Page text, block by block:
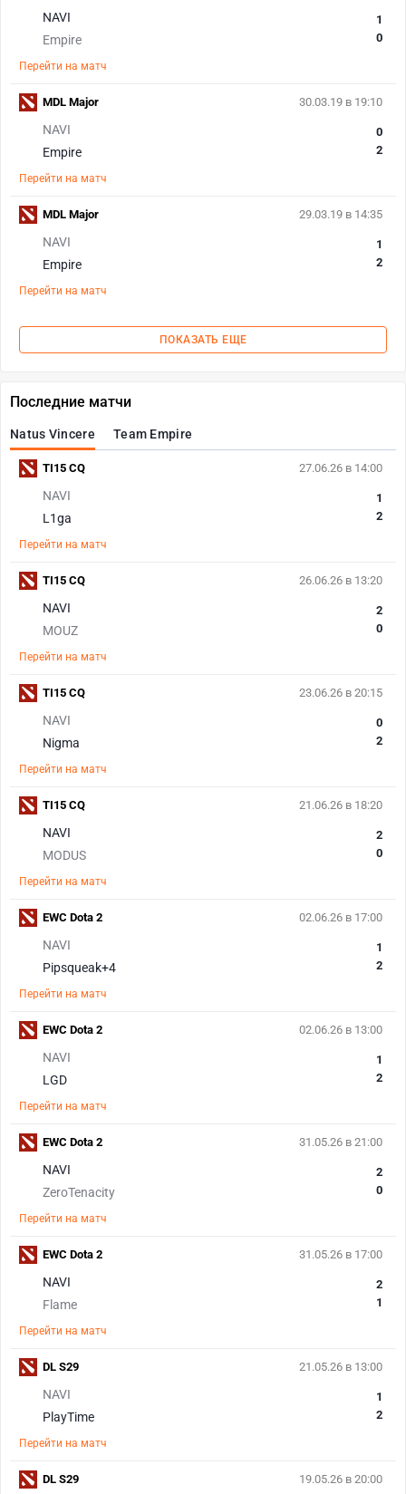
NAVI
Empire
1
0
Перейти на матч
30.03.19 в 19:10
NAVI
Empire
0
2
Перейти на матч
MDL Major
29.03.19 в 14:35
NAVI
Empire
1
2
Перейти на матч
MDL Major
ПОКАЗАТЬ ЕЩЕ
Последние матчи
Natus Vincere Team Empire
27.06.26 в 14:00
NAVI
L1ga
1
2
Перейти на матч
TI15 CQ
26.06.26 в 13:20
NAVI
MOUZ
2
0
Перейти на матч
TI15 CQ
23.06.26 в 20:15
NAVI
Nigma
0
2
Перейти на матч
TI15 CQ
21.06.26 в 18:20
NAVI
MODUS
2
0
Перейти на матч
TI15 CQ
02.06.26 в 17:00
NAVI
Pipsqueak+4
1
2
Перейти на матч
EWC Dota 2
02.06.26 в 13:00
NAVI
LGD
1
2
Перейти на матч
EWC Dota 2
31.05.26 в 21:00
NAVI
ZeroTenacity
2
0
Перейти на матч
EWC Dota 2
31.05.26 в 17:00
NAVI
Flame
2
1
Перейти на матч
EWC Dota 2
21.05.26 в 13:00
NAVI
PlayTime
1
2
Перейти на матч
DL S29
19.05.26 в 20:00
DL S29